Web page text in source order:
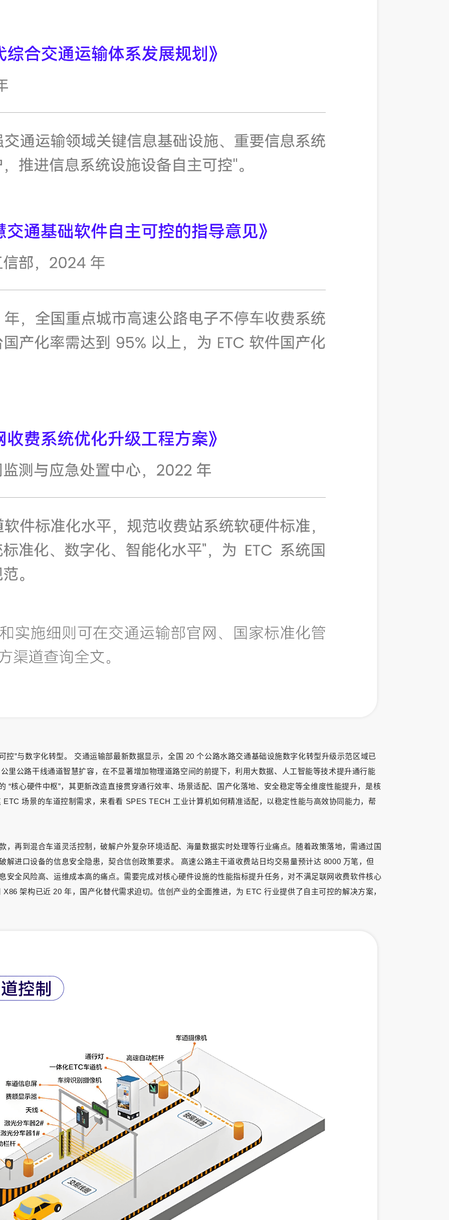
”与数字化转型。 交通运输部最新数据显示，全国 20 个公路水路交通基础设施数字化转型升级示范区域已
里公路干线通道智慧扩容，在不显著增加物理道路空间的前提下，利用大数据、人工智能等技术提升通行能
“核心硬件中枢”，其更新改造直接贯穿通行效率、场景适配、国产化落地、安全稳定等全维度性能提升，是核
场景的车道控制需求，来看看 SPES TECH 工业计算机如何精准适配，以稳定性能与高效协同能力，帮
，再到混合车道灵活控制，破解户外复杂环境适配、海量数据实时处理等行业痛点。随着政策落地，需通过国
解进口设备的信息安全隐患，契合信创政策要求。 高速公路主干道收费站日均交易量预计达 8000 万笔，但
安全风险高、运维成本高的痛点。需要完成对核心硬件设施的性能指标提升任务，对不满足联网收费软件核心
架构已近 20 年，国产化替代需求迫切。信创产业的全面推进，为 ETC 行业提供了自主可控的解决方案，